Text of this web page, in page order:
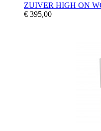
ZUIVER HIGH ON
€ 395,00